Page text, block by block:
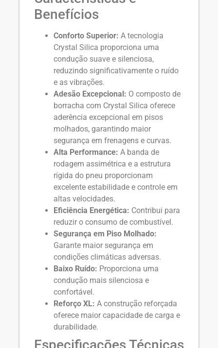
Benefícios
Conforto Superior: A tecnologia
Crystal Silica proporciona uma
condução suave e silenciosa,
reduzindo significativamente o ruído
e as vibrações.
Adesão Excepcional: O composto de
borracha com Crystal Silica oferece
aderência excepcional em pisos
molhados, garantindo maior
segurança em frenagens e curvas.
Alta Performance: A banda de
rodagem assimétrica e a estrutura
rígida do pneu proporcionam
excelente estabilidade e controle em
altas velocidades.
Eficiência Energética: Contribui para
reduzir o consumo de combustível.
Segurança em Piso Molhado:
Garante maior segurança em
condições climáticas adversas.
Baixo Ruído: Proporciona uma
condução mais silenciosa e
confortável.
Reforço XL: A construção reforçada
oferece maior capacidade de carga e
durabilidade.